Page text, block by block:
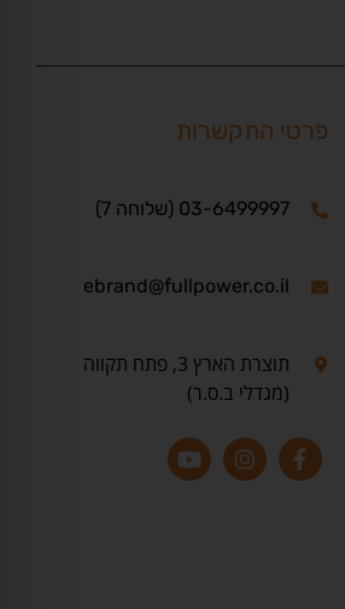
פרטי התקשרות
03-6499997 (שלוחה 7)
ebrand@fullpower.co.il
תוצרת הארץ 3, פתח תקווה
(מגדלי ב.ס.ר)